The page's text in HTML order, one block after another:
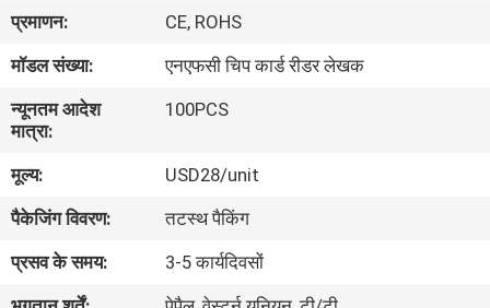
बारे
में
कारखाना
भ्रमण
नियंत्रण
प्रमाणन:
CE, ROHS
मॉडल संख्या:
एनएफसी चिप कार्ड रीडर लेखक
न्यूनतम आदेश
मात्रा:
100PCS
मूल्य:
USD28/unit
पैकेजिंग विवरण:
तटस्थ पैकिंग
प्रसव के समय:
3-5 कार्यदिवसों